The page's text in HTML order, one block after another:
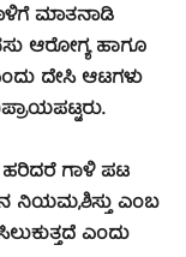
ಮಾತನಾಡಿ
ಆರೋಗ್ಯ ಹಾಗೂ
ದೇಸಿ ಆಟಗಳು
ಗಾಳಿ ಪಟ
ನಿಯಮ,ಶಿಸ್ತು ಎಂಬ
ಎಂದು